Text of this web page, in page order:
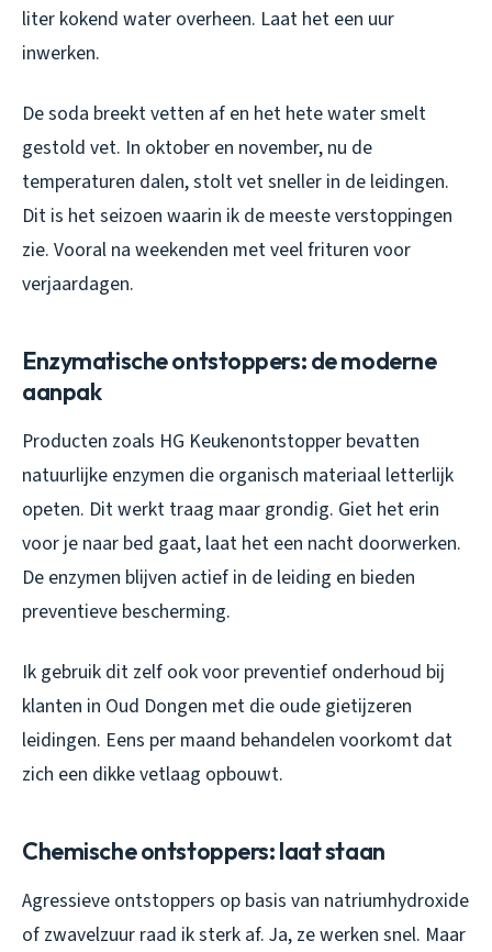
liter kokend water overheen. Laat het een uur
inwerken.
De soda breekt vetten af en het hete water smelt
gestold vet. In oktober en november, nu de
temperaturen dalen, stolt vet sneller in de leidingen.
Dit is het seizoen waarin ik de meeste verstoppingen
zie. Vooral na weekenden met veel frituren voor
verjaardagen.
Enzymatische ontstoppers: de moderne
aanpak
Producten zoals HG Keukenontstopper bevatten
natuurlijke enzymen die organisch materiaal letterlijk
opeten. Dit werkt traag maar grondig. Giet het erin
voor je naar bed gaat, laat het een nacht doorwerken.
De enzymen blijven actief in de leiding en bieden
preventieve bescherming.
Ik gebruik dit zelf ook voor preventief onderhoud bij
klanten in Oud Dongen met die oude gietijzeren
leidingen. Eens per maand behandelen voorkomt dat
zich een dikke vetlaag opbouwt.
Chemische ontstoppers: laat staan
Agressieve ontstoppers op basis van natriumhydroxide
of zwavelzuur raad ik sterk af. Ja, ze werken snel. Maar